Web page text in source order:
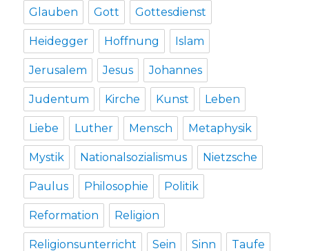
Glauben Gott Gottesdienst
Heidegger Hoffnung Islam
Jerusalem Jesus Johannes
Judentum Kirche Kunst Leben
Liebe Luther Mensch Metaphysik
Mystik Nationalsozialismus Nietzsche
Paulus Philosophie Politik
Reformation Religion
Religionsunterricht Sein Sinn Taufe